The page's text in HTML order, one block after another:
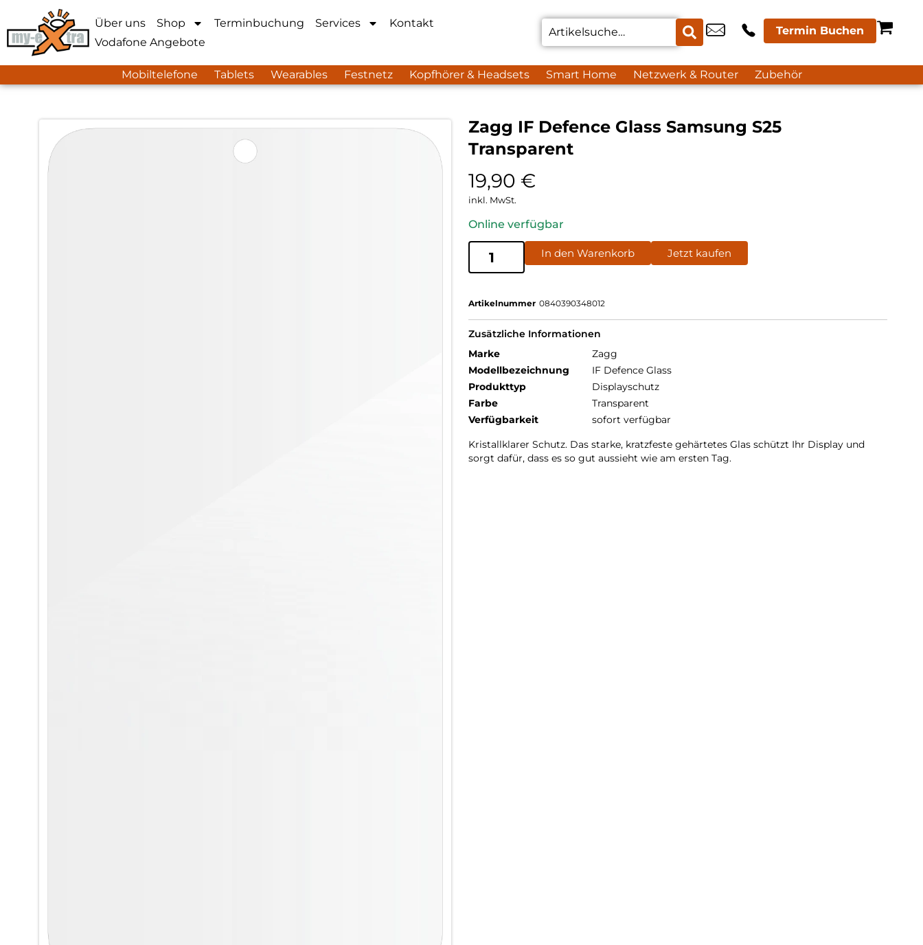
Über uns Shop Terminbuchung Services
Kontakt
Vodafone Angebote
Termin Buchen
Mobiltelefone Tablets Wearables Festnetz Kopfhörer & Headsets Smart Home Netzwerk & Router Zubehör
Zagg IF Defence Glass Samsung S25
Transparent
19,90 €
inkl. MwSt.
Online verfügbar
In den Warenkorb Jetzt kaufen
Artikelnummer 0840390348012
Zusätzliche Informationen
Marke
Zagg
Modellbezeichnung
IF Defence Glass
Produkttyp
Displayschutz
Farbe
Transparent
Verfügbarkeit
sofort verfügbar
Kristallklarer Schutz. Das starke, kratzfeste gehärtetes Glas schützt Ihr Display und
sorgt dafür, dass es so gut aussieht wie am ersten Tag.